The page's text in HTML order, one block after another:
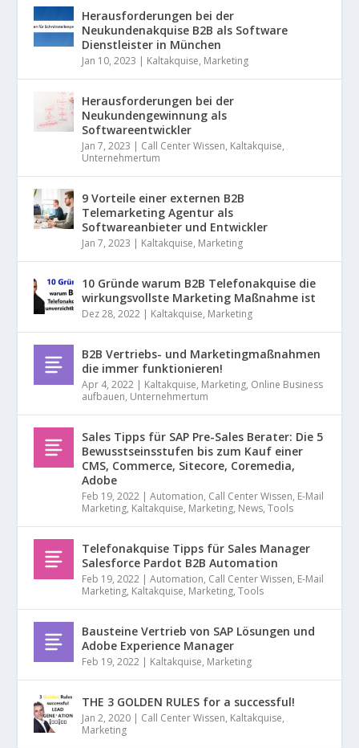
Herausforderungen bei der
Neukundenakquise B2B als Software
Dienstleister in München
Jan 10, 2023 | Kaltakquise, Marketing
Herausforderungen bei der
Neukundengewinnung als
Softwareentwickler
Jan 7, 2023 | Call Center Wissen, Kaltakquise,
Unternehmertum
9 Vorteile einer externen B2B
Telemarketing Agentur als
Softwareanbieter und Entwickler
Jan 7, 2023 | Kaltakquise, Marketing
10 Gründe warum B2B Telefonakquise die
wirkungsvollste Marketing Maßnahme ist
Dez 28, 2022 | Kaltakquise, Marketing
B2B Vertriebs- und Marketingmaßnahmen
die immer funktionieren!
Apr 4, 2022 | Kaltakquise, Marketing, Online Business
aufbauen, Unternehmertum
Sales Tipps für SAP Pre-Sales Berater: Die 5
Bewusstseinsstufen bis zum Kauf einer
CMS, Commerce, Sitecore, Coremedia,
Adobe
Feb 19, 2022 |Automation, Call Center Wissen, E-Mail
Marketing, Kaltakquise, Marketing, News,Tools
Telefonakquise Tipps für Sales Manager
Salesforce Pardot B2B Automation
Feb 19, 2022 |Automation, Call Center Wissen, E-Mail
Marketing, Kaltakquise, Marketing,Tools
Bausteine Vertrieb von SAP Lösungen und
Adobe Experience Manager
Feb 19, 2022 | Kaltakquise, Marketing
THE 3 GOLDEN RULES for a successful!
Jan 2, 2020 | Call Center Wissen, Kaltakquise,
Marketing